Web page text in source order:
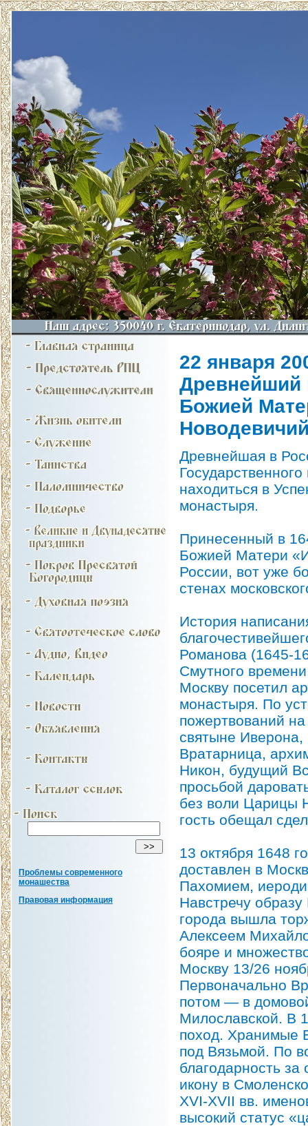
Проблемы современного
монашества
Правовая информация
22 января
Древнейший
Божией
Древнейшая в
находиться в
монастыря.
Принесенный в
Божией Матери
России, вот уже
стенах
История
Романова (1645-
Смутного
Москву посетил
монастыря. По
пожертвований
святыне Иверона,
Вратарница,
Никон, будущий
просьбой
без воли Царицы
гость обещал
13 октября 1648
доставлен в
Пахомием,
Навстречу
города вышла
Алексеем
бояре и
Москву 13/26
Первоначально
потом — в
Милославской. В
поход. Хранимые
под Вязьмой. По
благодарность
икону в
XVI-XVII вв.
высокий статус